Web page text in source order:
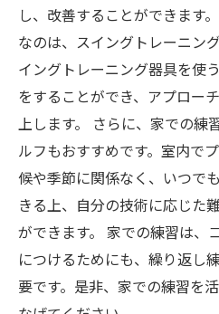
し、改善することができます
なのは、スイングトレーニン
イングトレーニング器具を使
をすることができ、アプロー
上します。 さらに、家での練
ルフもおすすめです。室内で
候や季節に関係なく、いつで
きる上、自分の技術に応じた
ができます。 家での練習は、
につけるためにも、繰り返し
要です。是非、家での練習を